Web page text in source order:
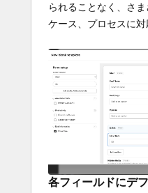
られることなく、さ
ケース、プロセスに対
各フィールドにデ